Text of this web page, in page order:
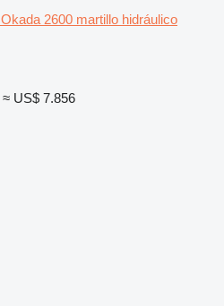
Okada 2600 martillo hidráulico
≈ US$ 7.856